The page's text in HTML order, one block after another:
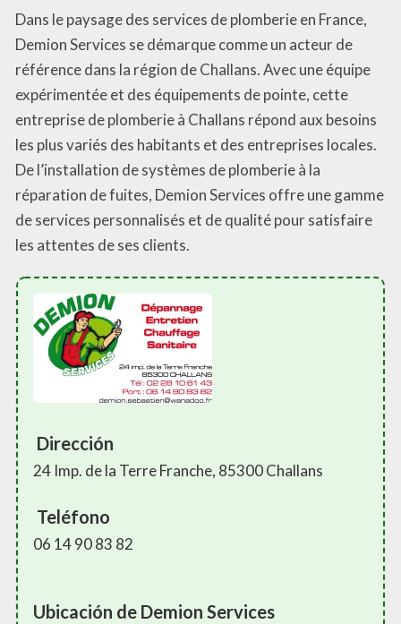
Dans le paysage des services de plomberie en France,
Demion Services se démarque comme un acteur de
référence dans la région de Challans. Avec une équipe
expérimentée et des équipements de pointe, cette
entreprise de plomberie à Challans répond aux besoins
les plus variés des habitants et des entreprises locales.
De l’installation de systèmes de plomberie à la
réparation de fuites, Demion Services offre une gamme
de services personnalisés et de qualité pour satisfaire
les attentes de ses clients.
Dirección
24 Imp. de la Terre Franche, 85300 Challans
Teléfono
06 14 90 83 82
Ubicación de Demion Services